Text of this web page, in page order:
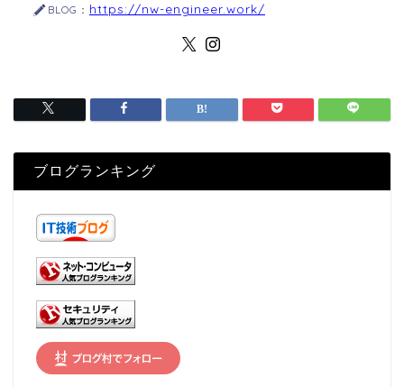
BLOG： https://nw-engineer.work/
ブログランキング